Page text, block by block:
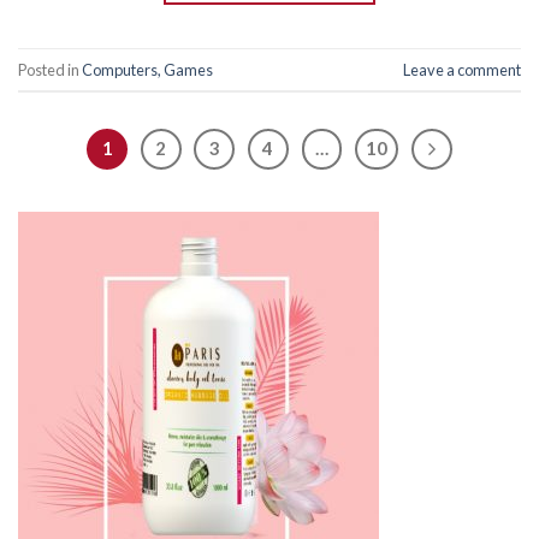
Posted inComputers, Games Leave a comment
1 2 3 4 … 10